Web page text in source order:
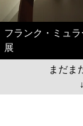
フランク・ミュ
展
まだま